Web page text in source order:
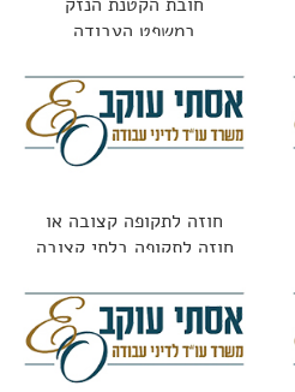
במשפט העבודה
חוזה לתקופה קצובה או
חוזה לתקופה בלתי קצובה